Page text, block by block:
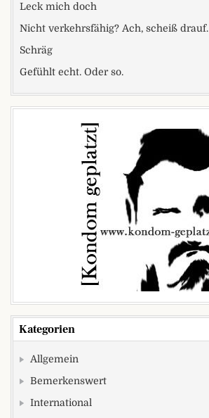
Leck mich doch
Nicht verkehrsfähig? Ach, scheiß drauf.
Schräg
Gefühlt echt. Oder so.
Kategorien
Allgemein
Bemerkenswert
International